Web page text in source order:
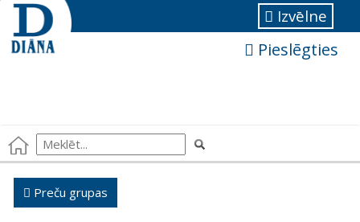
Izvēlne
Pieslēgties
Preču grupas